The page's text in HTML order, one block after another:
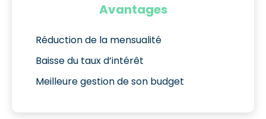
Avantages
Réduction de la mensualité
Baisse du taux d’intérêt
Meilleure gestion de son budget